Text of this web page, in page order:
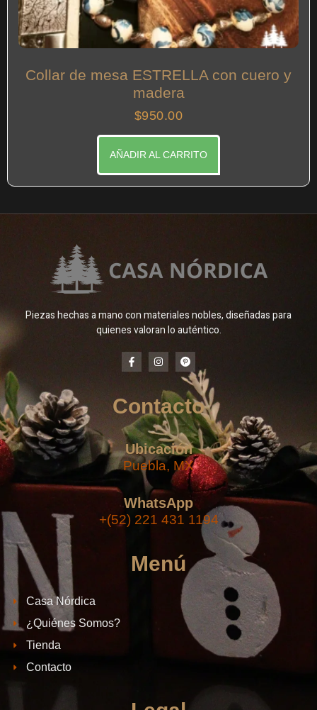
Collar de mesa ESTRELLA con cuero y
madera
$950.00
AÑADIR AL CARRITO
Piezas hechas a mano con materiales nobles, diseñadas para
quienes valoran lo auténtico.
Contacto
Ubicación
Puebla, MX
WhatsApp
+(52) 221 431 1194
Menú
Casa Nórdica
¿Quiénes Somos?
Tienda
Contacto